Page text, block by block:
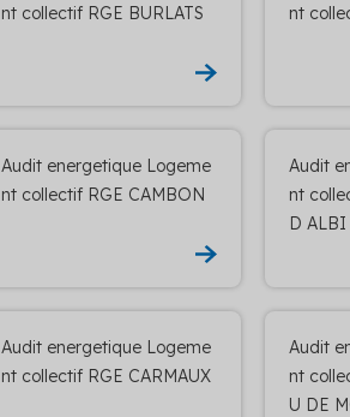
nt collectif RGE BURLATS
nt
Audit energetique Logeme
nt collectif RGE CAMBON
Audit
nt
D ALBI
Audit energetique Logeme
nt collectif RGE CARMAUX
Audit
nt
U DE